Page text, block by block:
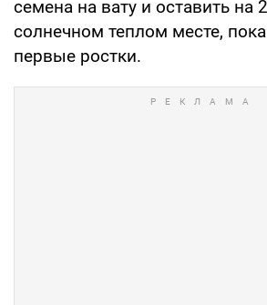
семена на вату и оставить на
солнечном теплом месте,
первые ростки.